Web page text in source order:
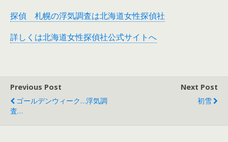
探偵 札幌の浮気調査は北海道女性探偵社
詳しくは北海道女性探偵社公式サイトへ
Previous Post
ゴールデンウィーク…浮気調
査…
Next Post
初雪